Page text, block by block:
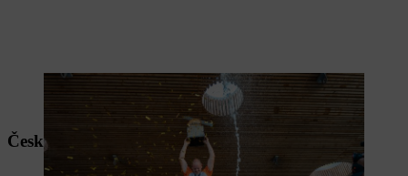
Česko zná svého mistra!